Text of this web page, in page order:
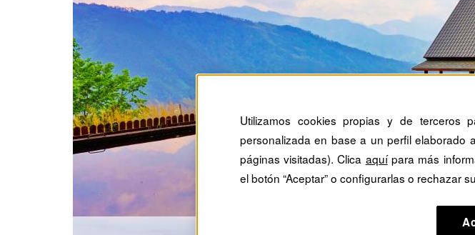
Utilizamos cookies propias y de terceros
personalizada en base a un perfil elaborado
páginas visitadas). Clica aquípara más
el botón “Aceptar” o configurarlas o rechazar